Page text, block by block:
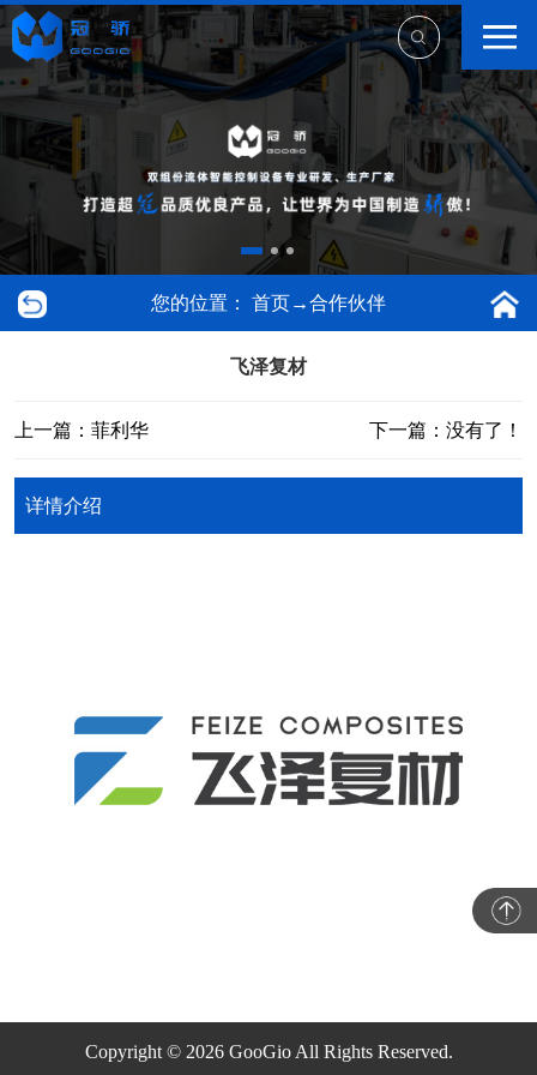
您的位置： 首页→合作伙伴
飞泽复材
上一篇：菲利华 下一篇：没有了！
详情介绍
Copyright © 2026 GooGio All Rights Reserved.